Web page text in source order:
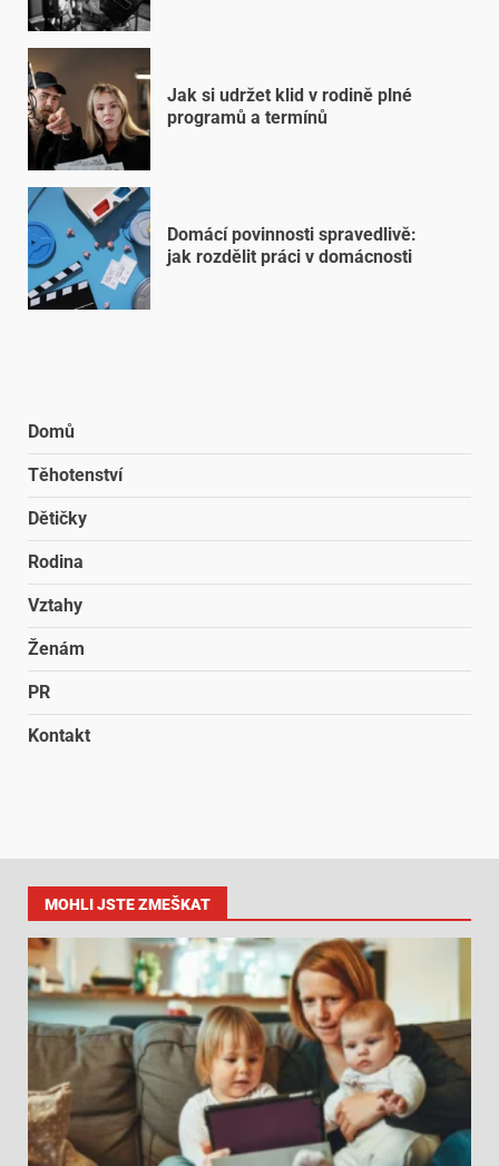
Jak si udržet klid v rodině plné
programů a termínů
Domácí povinnosti spravedlivě:
jak rozdělit práci v domácnosti
Domů
Těhotenství
Dětičky
Rodina
Vztahy
Ženám
PR
Kontakt
MOHLI JSTE ZMEŠKAT